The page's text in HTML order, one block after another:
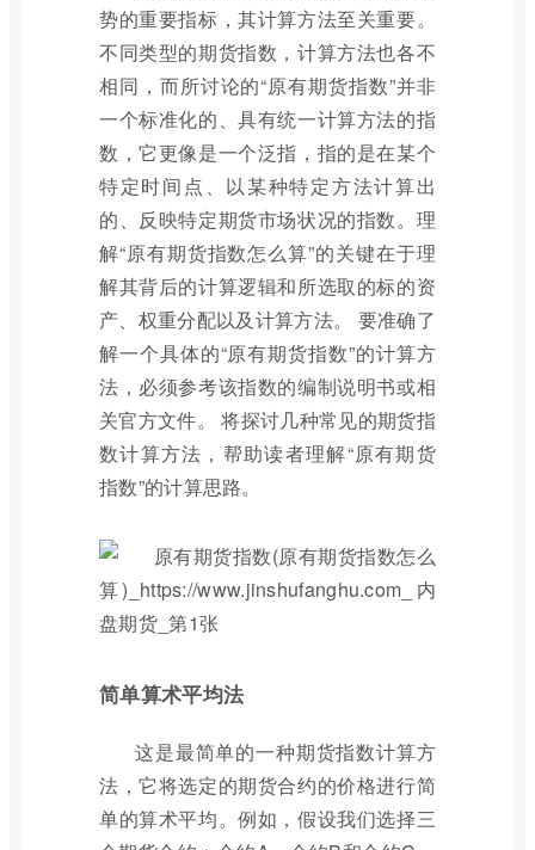
势的重要指标，其计算方法至关重要。
不同类型的期货指数，计算方法也各不
相同，而所讨论的“原有期货指数”并非
一个标准化的、具有统一计算方法的指
数，它更像是一个泛指，指的是在某个
特定时间点、以某种特定方法计算出
的、反映特定期货市场状况的指数。理
解“原有期货指数怎么算”的关键在于理
解其背后的计算逻辑和所选取的标的资
产、权重分配以及计算方法。 要准确了
解一个具体的“原有期货指数”的计算方
法，必须参考该指数的编制说明书或相
关官方文件。 将探讨几种常见的期货指
数计算方法，帮助读者理解“原有期货
指数”的计算思路。
简单算术平均法
这是最简单的一种期货指数计算方
法，它将选定的期货合约的价格进行简
单的算术平均。例如，假设我们选择三